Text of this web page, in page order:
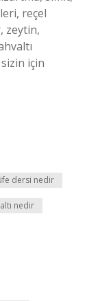
reçel
zeytin,
için
dersi nedir
nedir